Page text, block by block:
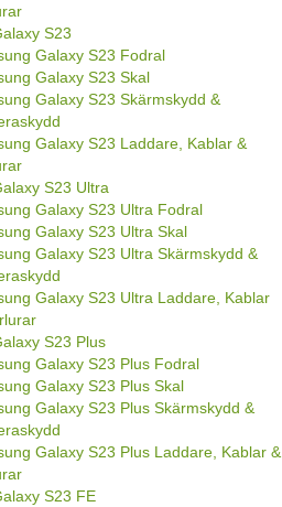
S23
Galaxy S23 Fodral
Galaxy S23 Skal
Galaxy S23 Skärmskydd &
Galaxy S23 Laddare, Kablar &
S23 Ultra
Galaxy S23 Ultra Fodral
Galaxy S23 Ultra Skal
Galaxy S23 Ultra Skärmskydd &
Galaxy S23 Ultra Laddare, Kablar
S23 Plus
Galaxy S23 Plus Fodral
Galaxy S23 Plus Skal
Galaxy S23 Plus Skärmskydd &
Galaxy S23 Plus Laddare, Kablar &
S23 FE